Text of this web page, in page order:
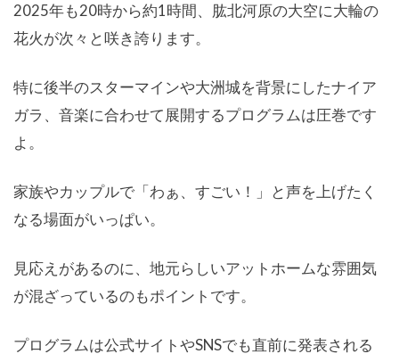
2025年も20時から約1時間、肱北河原の大空に大輪の
花火が次々と咲き誇ります。
特に後半のスターマインや大洲城を背景にしたナイア
ガラ、音楽に合わせて展開するプログラムは圧巻です
よ。
家族やカップルで「わぁ、すごい！」と声を上げたく
なる場面がいっぱい。
見応えがあるのに、地元らしいアットホームな雰囲気
が混ざっているのもポイントです。
プログラムは公式サイトやSNSでも直前に発表される